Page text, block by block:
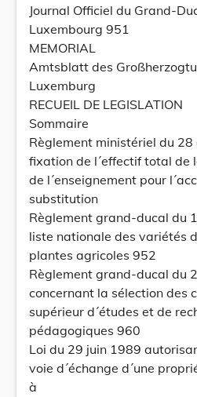
Journal Officiel du Grand-
Luxembourg 951
MEMORIAL
Amtsblatt des
Luxemburg
RECUEIL DE LEGISLATION
Sommaire
Règlement ministériel du
fixation de l´effectif total de
de l´enseignement pour
substitution
Règlement grand-ducal du
liste nationale des variétés
plantes agricoles 952
Règlement grand-ducal du
concernant la sélection des
supérieur d´études et de
pédagogiques 960
Loi du 29 juin 1989
voie d´échange d´une
à